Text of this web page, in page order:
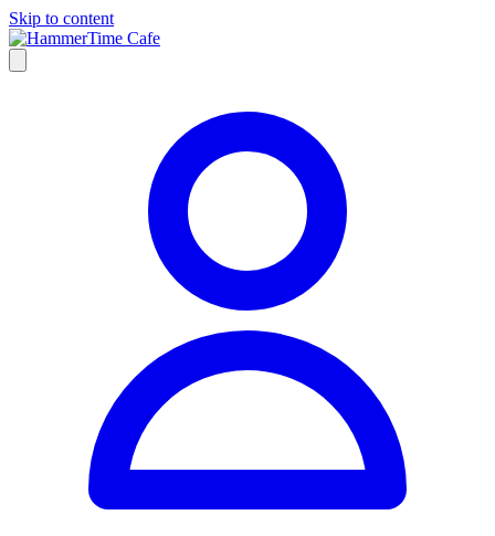
Skip to content